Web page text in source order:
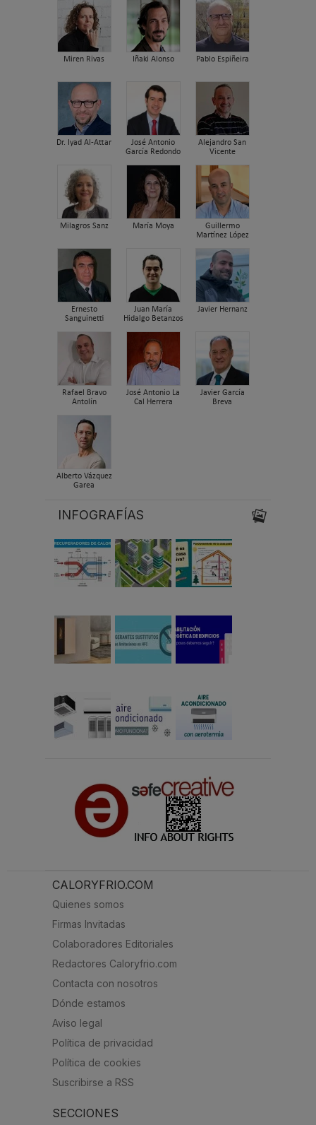
Miren Rivas Iñaki Alonso Pablo Espiñeira
Dr. Iyad Al-Attar
José Antonio
García Redondo
Alejandro San
Vicente
Milagros Sanz María Moya
Guillermo
Martínez López
Ernesto
Sanguinetti
Juan María
Hidalgo Betanzos
Javier Hernanz
Rafael Bravo
Antolín
José Antonio La
Cal Herrera
Javier García
Breva
Alberto Vázquez
Garea
INFOGRAFÍAS
CALORYFRIO.COM
Quienes somos
Firmas Invitadas
Colaboradores Editoriales
Redactores Caloryfrio.com
Contacta con nosotros
Dónde estamos
Aviso legal
Política de privacidad
Política de cookies
Suscribirse a RSS
SECCIONES